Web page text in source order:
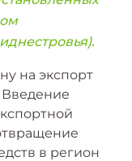
на экспорт
Введение
в регион